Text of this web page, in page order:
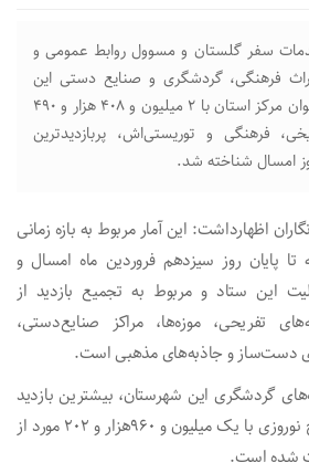
سفر گلستان و مسوول روابط‌ عمومی و
فرهنگی، گردشگری و صنایع‌ دستی این
استان گفت: گرگان‌ به عنوان مرکز استان با ۲ میلیون و ۴۰۸ هزار و ۴۹۰
فرهنگی و توریستی‌اش، پربازدیدترین
امسال شناخته شد.
اظهارداشت: این آمار مربوط به بازه زمانی
تا پایان روز سیزدهم فروردین ماه امسال و
این ستاد و مربوط به تجمیع بازدید از
تفریحی، موزه‌ها، مراکز صنایع‌دستی،
دست‌ساز و جاذبه‌های مذهبی است.
گردشگری این شهرستان، بیشترین بازدید
مسافران در طول مدت طرح نوروزی با یک‌ میلیون و ۹۶۰هزار و ۲۰۲ مورد از
شده است.